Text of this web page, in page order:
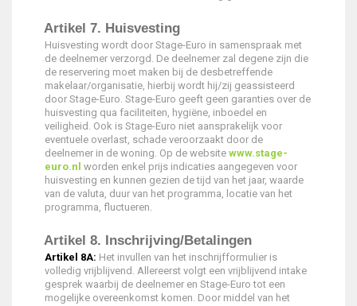
Artikel 7. Huisvesting
Huisvesting wordt door Stage-Euro in samenspraak met
de deelnemer verzorgd. De deelnemer zal degene zijn die
de reservering moet maken bij de desbetreffende
makelaar/organisatie, hierbij wordt hij/zij geassisteerd
door Stage-Euro. Stage-Euro geeft geen garanties over de
huisvesting qua faciliteiten, hygiëne, inboedel en
veiligheid. Ook is Stage-Euro niet aansprakelijk voor
eventuele overlast, schade veroorzaakt door de
deelnemer in de woning. Op de website www.stage-
euro.nl worden enkel prijs indicaties aangegeven voor
huisvesting en kunnen gezien de tijd van het jaar, waarde
van de valuta, duur van het programma, locatie van het
programma, fluctueren.
Artikel 8. Inschrijving/Betalingen
Artikel 8A: Het invullen van het inschrijfformulier is
volledig vrijblijvend. Allereerst volgt een vrijblijvend intake
gesprek waarbij de deelnemer en Stage-Euro tot een
mogelijke overeenkomst komen. Door middel van het